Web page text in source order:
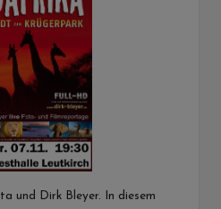
und Dirk Bleyer. In diesem